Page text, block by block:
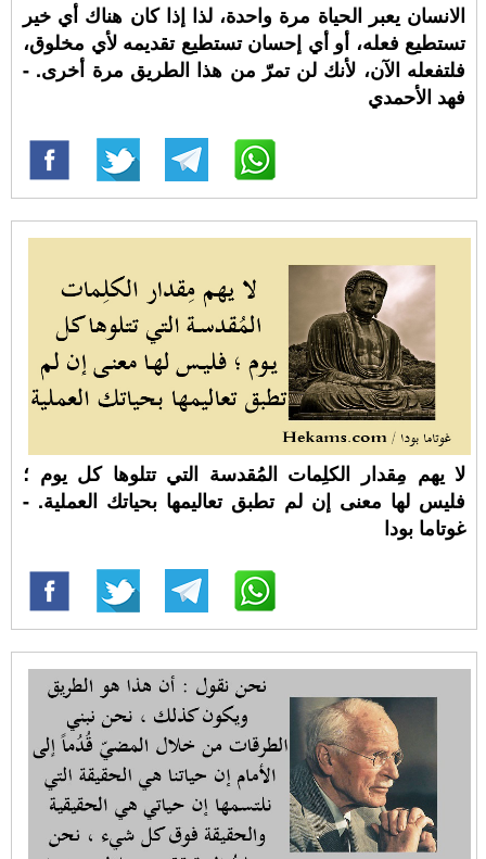
الانسان يعبر الحياة مرة واحدة، لذا إذا كان هناك أي خير
تستطيع فعله، أو أي إحسان تستطيع تقديمه لأي مخلوق،
فلتفعله الآن، لأنك لن تمرّ من هذا الطريق مرة أخرى. -
فهد الأحمدي
لا يهم مِقدار الكلِمات المُقدسة التي تتلوها كل يوم ؛
فليس لها معنى إن لم تطبق تعاليمها بحياتك العملية. -
غوتاما بودا